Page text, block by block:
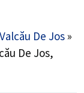
De Jos »
De Jos,